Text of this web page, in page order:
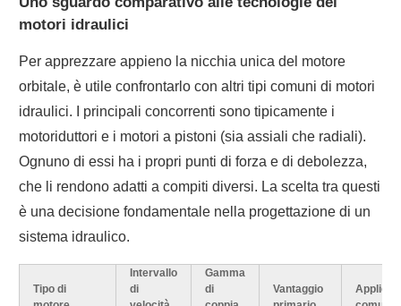
motori idraulici
Per apprezzare appieno la nicchia unica del motore
orbitale, è utile confrontarlo con altri tipi comuni di motori
idraulici. I principali concorrenti sono tipicamente i
motoriduttori e i motori a pistoni (sia assiali che radiali).
Ognuno di essi ha i propri punti di forza e di debolezza,
che li rendono adatti a compiti diversi. La scelta tra questi
è una decisione fondamentale nella progettazione di un
sistema idraulico.
Tipo di
Intervallo
di
Gamma
di
Vantaggio